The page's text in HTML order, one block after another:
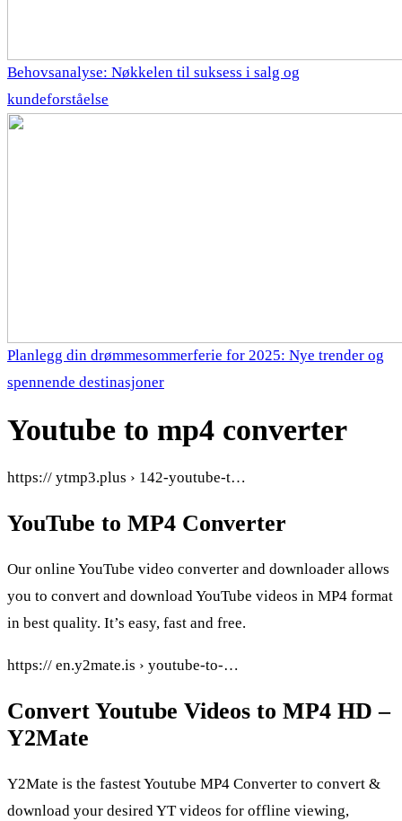
Behovsanalyse: Nøkkelen til suksess i salg og
kundeforståelse
Planlegg din drømmesommerferie for 2025: Nye trender og
spennende destinasjoner
Youtube to mp4 converter
https:// ytmp3.plus › 142-youtube-t…
YouTube to MP4 Converter
Our online YouTube video converter and downloader allows
you to convert and download YouTube videos in MP4 format
in best quality. It’s easy, fast and free.
https:// en.y2mate.is › youtube-to-…
Convert Youtube Videos to MP4 HD –
Y2Mate
Y2Mate is the fastest Youtube MP4 Converter to convert &
download your desired YT videos for offline viewing,